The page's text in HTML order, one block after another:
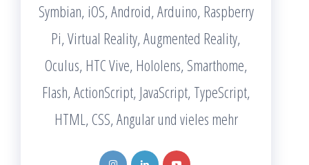
Symbian, iOS, Android, Arduino, Raspberry
Pi, Virtual Reality, Augmented Reality,
Oculus, HTC Vive, Hololens, Smarthome,
Flash, ActionScript, JavaScript, TypeScript,
HTML, CSS, Angular und vieles mehr